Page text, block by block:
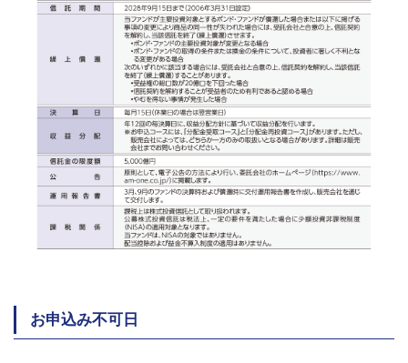
お申込み不可日